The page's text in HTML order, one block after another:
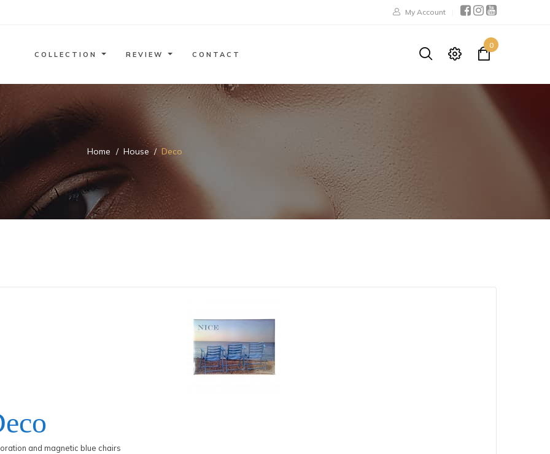
My Account
COLLECTION REVIEW CONTACT
0
Home House Deco
and magnetic blue chairs